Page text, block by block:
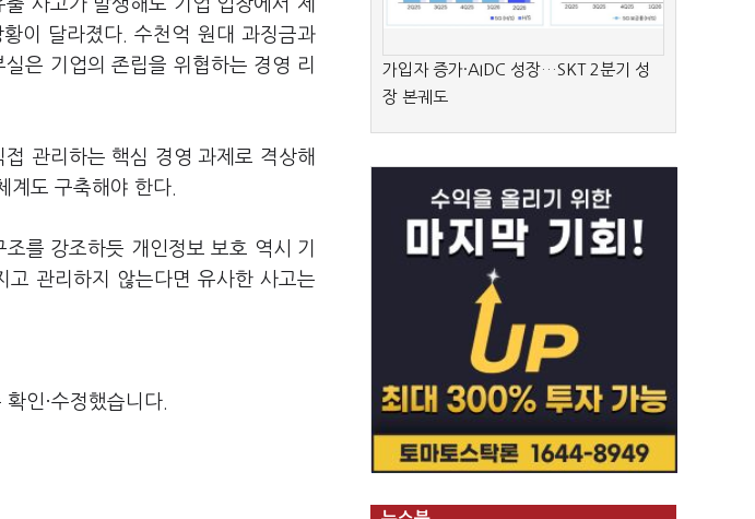
사고가 발생해도 기업 입장에서 제
이 달라졌다. 수천억 원대 과징금과
은 기업의 존립을 위협하는 경영 리
관리하는 핵심 경영 과제로 격상해
계도 구축해야 한다.
를 강조하듯 개인정보 보호 역시 기
관리하지 않는다면 유사한 사고는
인·수정했습니다.
가입자 증가·AIDC 성장…SKT 2분기 성
장 본궤도